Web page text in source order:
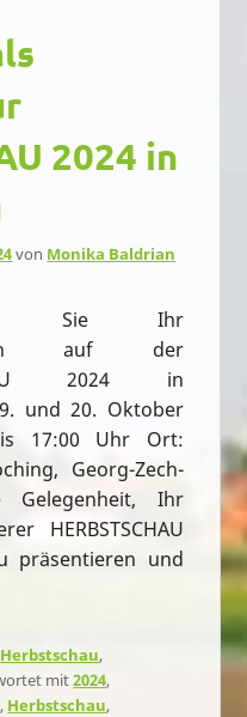
2024 in
von Monika Baldrian
Sie Ihr
auf der
2024 in
und 20. Oktober
17:00 Uhr Ort:
Georg-Zech-
Ihr
HERBSTSCHAU
präsentieren und
Herbstschau,
mit2024,
, Herbstschau,